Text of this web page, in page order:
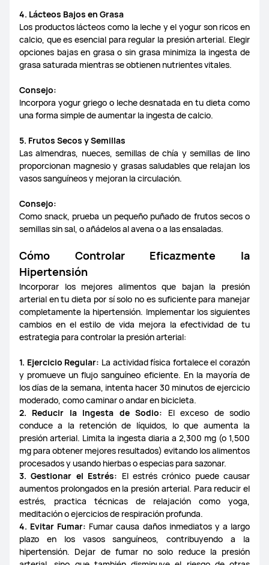
4. Lácteos Bajos en Grasa
Los productos lácteos como la leche y el yogur son ricos en
calcio, que es esencial para regular la presión arterial. Elegir
opciones bajas en grasa o sin grasa minimiza la ingesta de
grasa saturada mientras se obtienen nutrientes vitales.
Consejo:
Incorpora yogur griego o leche desnatada en tu dieta como
una forma simple de aumentar la ingesta de calcio.
5. Frutos Secos y Semillas
Las almendras, nueces, semillas de chía y semillas de lino
proporcionan magnesio y grasas saludables que relajan los
vasos sanguíneos y mejoran la circulación.
Consejo:
Como snack, prueba un pequeño puñado de frutos secos o
semillas sin sal, o añádelos al avena o a las ensaladas.
Cómo Controlar Eficazmente la
Hipertensión
Incorporar los mejores alimentos que bajan la presión
arterial en tu dieta por sí solo no es suficiente para manejar
completamente la hipertensión. Implementar los siguientes
cambios en el estilo de vida mejora la efectividad de tu
estrategia para controlar la presión arterial:
1. Ejercicio Regular: La actividad física fortalece el corazón
y promueve un flujo sanguíneo eficiente. En la mayoría de
los días de la semana, intenta hacer 30 minutos de ejercicio
moderado, como caminar o andar en bicicleta.
2. Reducir la Ingesta de Sodio: El exceso de sodio
conduce a la retención de líquidos, lo que aumenta la
presión arterial. Limita la ingesta diaria a 2,300 mg (o 1,500
mg para obtener mejores resultados) evitando los alimentos
procesados y usando hierbas o especias para sazonar.
3. Gestionar el Estrés: El estrés crónico puede causar
aumentos prolongados en la presión arterial. Para reducir el
estrés, practica técnicas de relajación como yoga,
meditación o ejercicios de respiración profunda.
4. Evitar Fumar: Fumar causa daños inmediatos y a largo
plazo en los vasos sanguíneos, contribuyendo a la
hipertensión. Dejar de fumar no solo reduce la presión